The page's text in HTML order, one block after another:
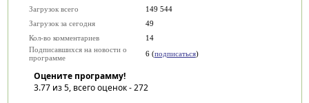
Загрузок всего
149 544
Загрузок за сегодня
49
Кол-во комментариев
14
Подписавшихся на новости о
программе
6 (подписаться)
Оцените программу!
3.77из 5, всего оценок -272